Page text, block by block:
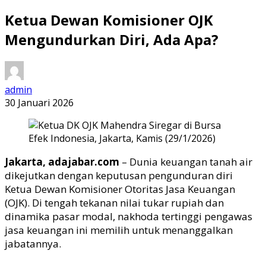
Ketua Dewan Komisioner OJK
Mengundurkan Diri, Ada Apa?
admin
30 Januari 2026
Jakarta, adajabar.com – Dunia keuangan tanah air
dikejutkan dengan keputusan pengunduran diri
Ketua Dewan Komisioner Otoritas Jasa Keuangan
(OJK). Di tengah tekanan nilai tukar rupiah dan
dinamika pasar modal, nakhoda tertinggi pengawas
jasa keuangan ini memilih untuk menanggalkan
jabatannya.